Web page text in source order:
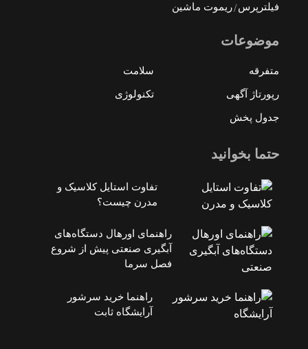
فیلترپرس ریموت ماشین
موضوعات
متفرقه سلامت
رپورتاژ آگهی تکنولوژی
جدول پخش
حتما بخوانید
تفاوت استایل کلاسیک و
مدرن چیست؟
راهنمای اورهال دستگاه‌های
آبگیری صنعتی پیش از شروع
فصل سرما
راهنما خرید سرشور
آرایشگاه ثابت